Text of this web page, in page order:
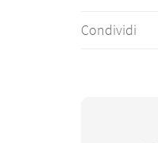
Condividi